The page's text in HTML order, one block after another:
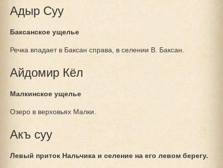
Адыр Суу
Баксанское ущелье
Речка впадает в Баксан справа, в селении В. Баксан.
Айдомир Кёл
Малкинское ущелье
Озеро в верховьях Малки.
Акъ суу
Левый приток Нальчика и селение на его левом берегу.